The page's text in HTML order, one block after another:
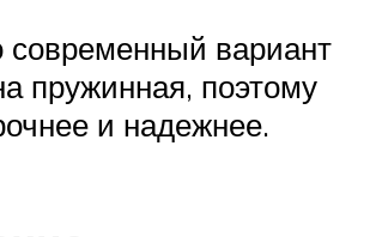
современный вариант
пружинная, поэтому
и надежнее.